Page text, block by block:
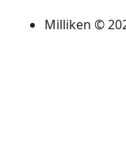
Milliken ©